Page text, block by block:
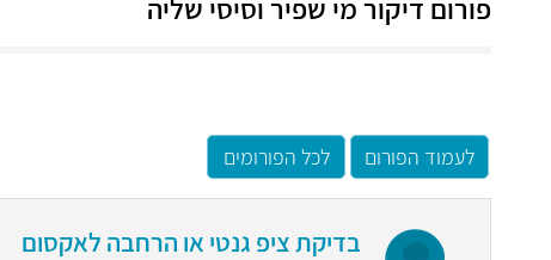
פורום דיקור מי שפיר וסיסי שליה
לעמוד הפורום לכל הפורומים
בדיקת ציפ גנטי או הרחבה לאקסום